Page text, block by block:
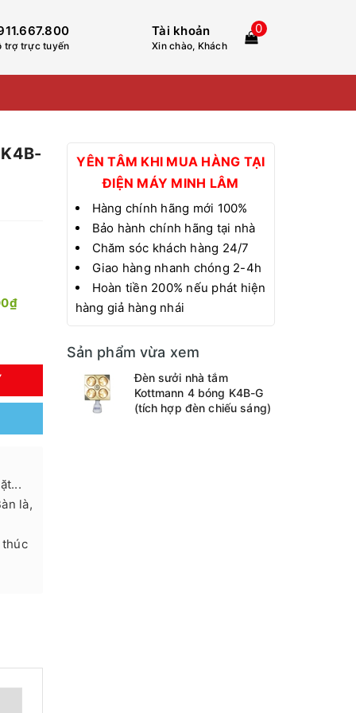
trợ trực tuyến
Tài khoản
Xin chào, Khách
0
là,
thúc
YÊN TÂM KHI MUA HÀNG TẠI
ĐIỆN MÁY MINH LÂM
Hàng chính hãng mới 100%
Bảo hành chính hãng tại nhà
Chăm sóc khách hàng 24/7
Giao hàng nhanh chóng 2-4h
Hoàn tiền 200% nếu phát hiện
hàng giả hàng nhái
Sản phẩm vừa xem
Đèn sưởi nhà tắm
Kottmann 4 bóng K4B-G
(tích hợp đèn chiếu sáng)